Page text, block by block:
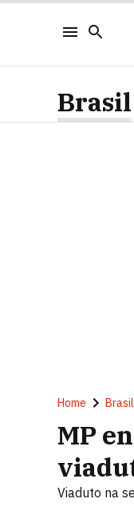
Brasil
Home Brasil
MP
Viaduto na